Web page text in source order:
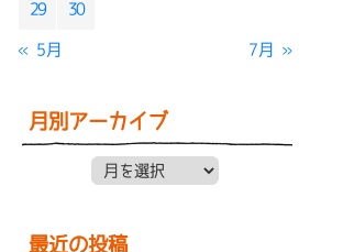
29 30
« 5月 7月 »
月別アーカイブ
月別アーカイブ
最近の投稿